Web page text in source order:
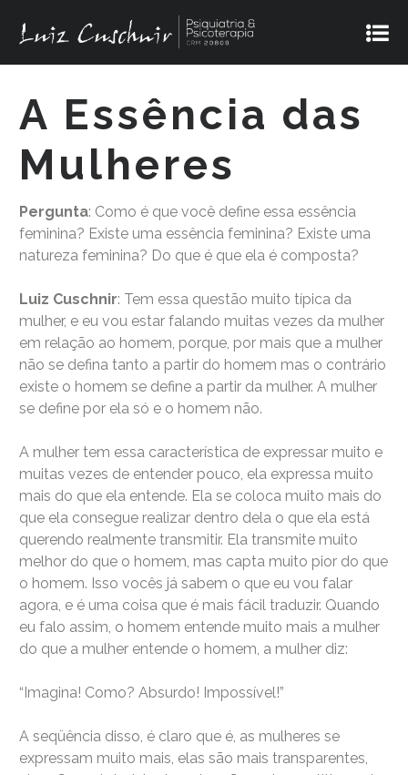
A Essência das
Mulheres
Pergunta: Como é que você define essa essência
feminina? Existe uma essência feminina? Existe uma
natureza feminina? Do que é que ela é composta?
Luiz Cuschnir: Tem essa questão muito típica da
mulher, e eu vou estar falando muitas vezes da mulher
em relação ao homem, porque, por mais que a mulher
não se defina tanto a partir do homem mas o contrário
existe o homem se define a partir da mulher. A mulher
se define por ela só e o homem não.
A mulher tem essa característica de expressar muito e
muitas vezes de entender pouco, ela expressa muito
mais do que ela entende. Ela se coloca muito mais do
que ela consegue realizar dentro dela o que ela está
querendo realmente transmitir. Ela transmite muito
melhor do que o homem, mas capta muito pior do que
o homem. Isso vocês já sabem o que eu vou falar
agora, e é uma coisa que é mais fácil traduzir. Quando
eu falo assim, o homem entende muito mais a mulher
do que a mulher entende o homem, a mulher diz:
“Imagina! Como? Absurdo! Impossível!”
A seqüência disso, é claro que é, as mulheres se
expressam muito mais, elas são mais transparentes,